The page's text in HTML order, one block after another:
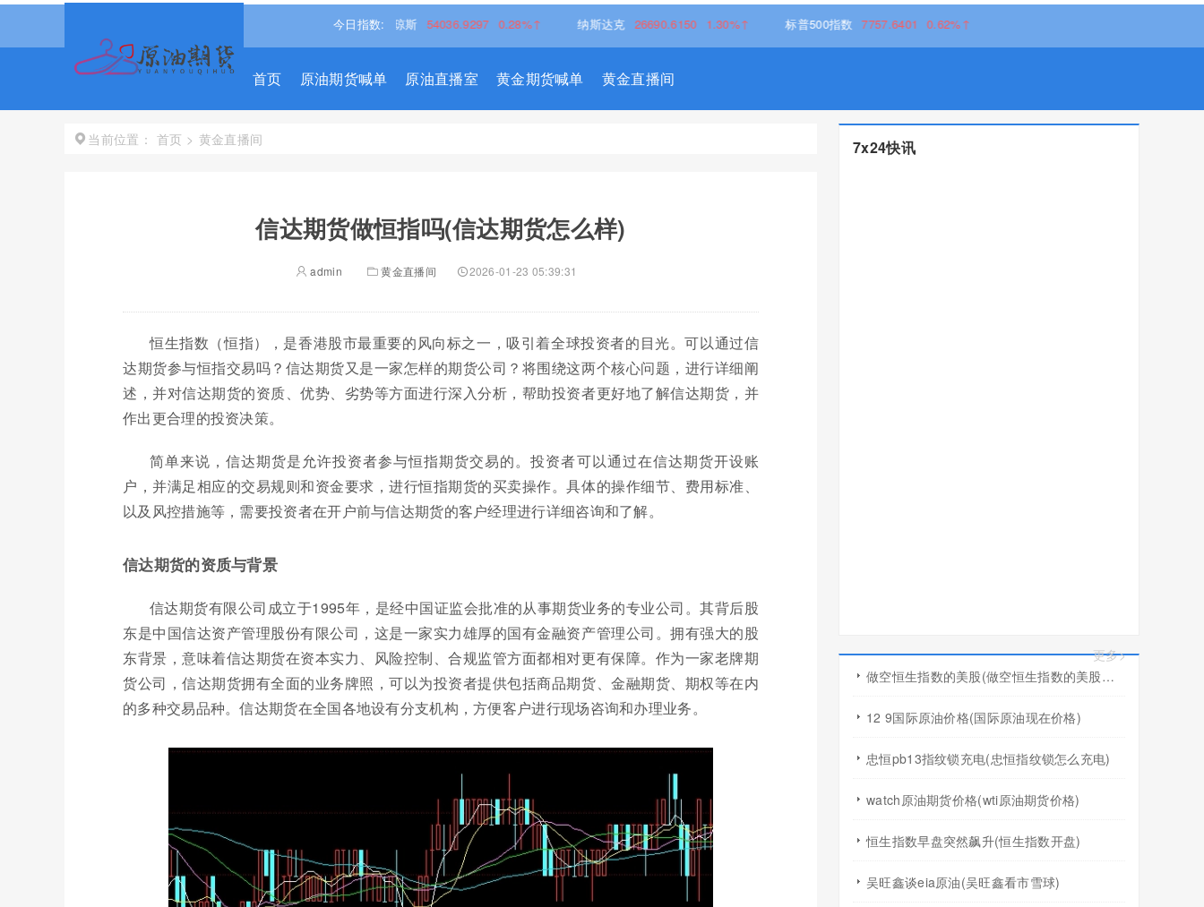
今日指数:
道琼斯 54036.9297 0.28%↑ 纳斯达克 26690.6150 1.30%↑ 标普500指数 7757.6401 0.62%↑
首页 原油期货喊单 原油直播室 黄金期货喊单 黄金直播间
当前位置： 首页 > 黄金直播间
信达期货做恒指吗(信达期货怎么样)
admin 黄金直播间 2026-01-23 05:39:31
恒生指数（恒指），是香港股市最重要的风向标之一，吸引着全球投资者的目光。可以通过信
达期货参与恒指交易吗？信达期货又是一家怎样的期货公司？将围绕这两个核心问题，进行详细阐
述，并对信达期货的资质、优势、劣势等方面进行深入分析，帮助投资者更好地了解信达期货，并
作出更合理的投资决策。
简单来说，信达期货是允许投资者参与恒指期货交易的。投资者可以通过在信达期货开设账
户，并满足相应的交易规则和资金要求，进行恒指期货的买卖操作。具体的操作细节、费用标准、
以及风控措施等，需要投资者在开户前与信达期货的客户经理进行详细咨询和了解。
信达期货的资质与背景
信达期货有限公司成立于1995年，是经中国证监会批准的从事期货业务的专业公司。其背后股
东是中国信达资产管理股份有限公司，这是一家实力雄厚的国有金融资产管理公司。拥有强大的股
东背景，意味着信达期货在资本实力、风险控制、合规监管方面都相对更有保障。作为一家老牌期
货公司，信达期货拥有全面的业务牌照，可以为投资者提供包括商品期货、金融期货、期权等在内
的多种交易品种。信达期货在全国各地设有分支机构，方便客户进行现场咨询和办理业务。
7x24快讯
更多>
做空恒生指数的美股(做空恒生指数的美股有哪些)
12 9国际原油价格(国际原油现在价格)
忠恒pb13指纹锁充电(忠恒指纹锁怎么充电)
watch原油期货价格(wti原油期货价格)
恒生指数早盘突然飙升(恒生指数开盘)
吴旺鑫谈eia原油(吴旺鑫看市雪球)